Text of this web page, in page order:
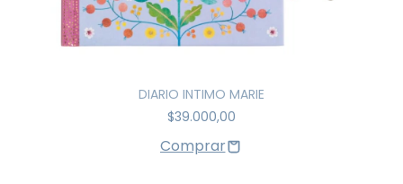
DIARIO INTIMO MARIE
$39.000,00